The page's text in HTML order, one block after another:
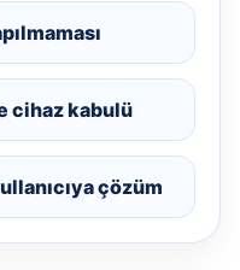
cihaz kabulü
çözüm